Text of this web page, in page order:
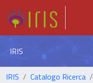
IRIS
IRIS Catalogo Ricerca